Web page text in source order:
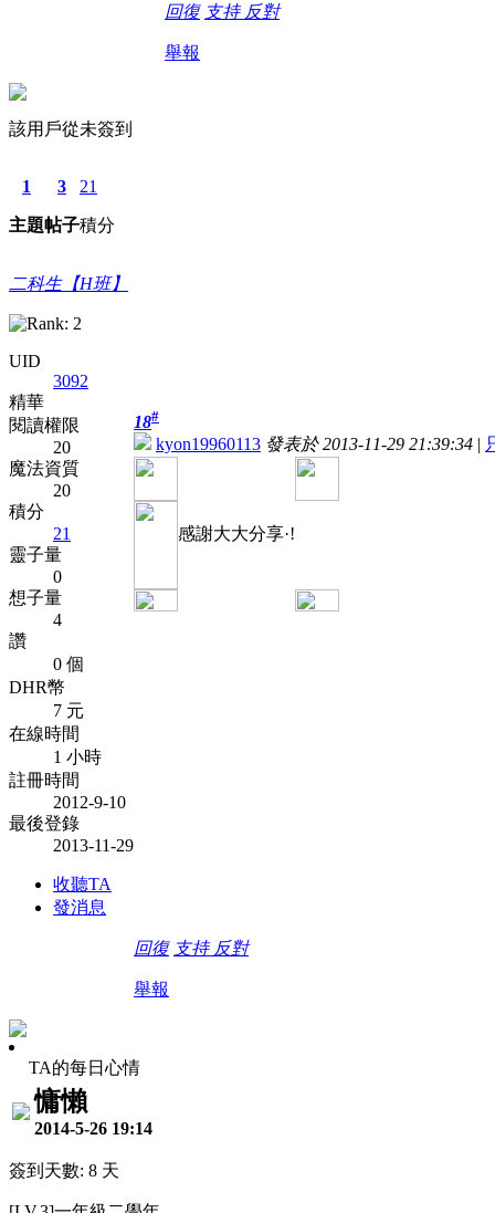
回復 支持 反對
舉報
該用戶從未簽到
1
主題
3
帖子
21
積分
二科生【H班】
UID
3092
精華
閱讀權限
20
魔法資質
20
積分
21
靈子量
0
想子量
4
讚
0 個
DHR幣
7 元
在線時間
1 小時
註冊時間
2012-9-10
最後登錄
2013-11-29
收聽TA
發消息
18#
kyon19960113 發表於 2013-11-29 21:39:34 |
感謝大大分享·!
回復 支持 反對
舉報
TA的每日心情
慵懶
2014-5-26 19:14
簽到天數: 8 天